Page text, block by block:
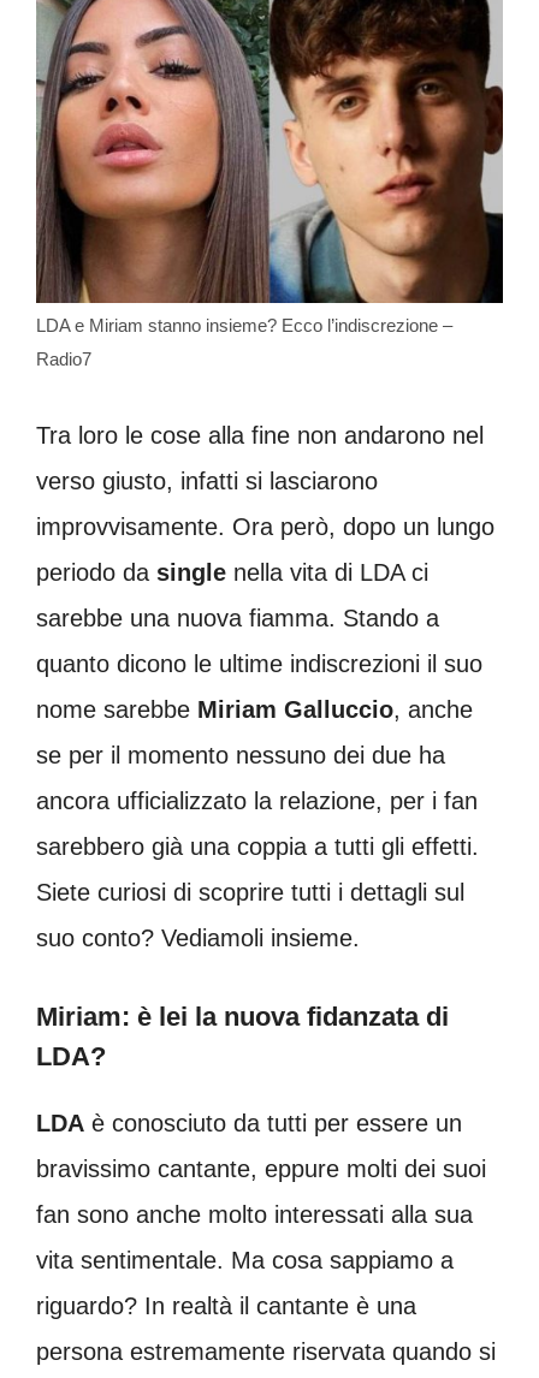
LDA e Miriam stanno insieme? Ecco l’indiscrezione –
Radio7
Tra loro le cose alla fine non andarono nel
verso giusto, infatti si lasciarono
improvvisamente. Ora però, dopo un lungo
periodo da single nella vita di LDA ci
sarebbe una nuova fiamma. Stando a
quanto dicono le ultime indiscrezioni il suo
nome sarebbe Miriam Galluccio, anche
se per il momento nessuno dei due ha
ancora ufficializzato la relazione, per i fan
sarebbero già una coppia a tutti gli effetti.
Siete curiosi di scoprire tutti i dettagli sul
suo conto? Vediamoli insieme.
Miriam: è lei la nuova fidanzata di
LDA?
LDA è conosciuto da tutti per essere un
bravissimo cantante, eppure molti dei suoi
fan sono anche molto interessati alla sua
vita sentimentale. Ma cosa sappiamo a
riguardo? In realtà il cantante è una
persona estremamente riservata quando si